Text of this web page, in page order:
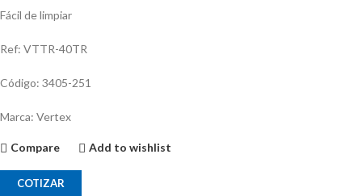
Fácil de limpiar
Ref: VTTR-40TR
Código: 3405-251
Marca: Vertex
Compare Add to wishlist
COTIZAR